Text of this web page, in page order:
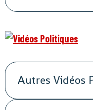
Autres Vidéos